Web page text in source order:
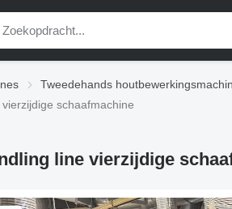
Tweedehands
schaafmachine
line vierzijdige